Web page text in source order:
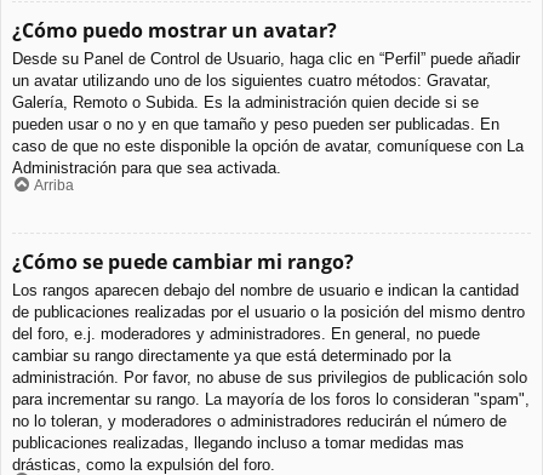
¿Cómo puedo mostrar un avatar?
Desde su Panel de Control de Usuario, haga clic en “Perfil” puede añadir
un avatar utilizando uno de los siguientes cuatro métodos: Gravatar,
Galería, Remoto o Subida. Es la administración quien decide si se
pueden usar o no y en que tamaño y peso pueden ser publicadas. En
caso de que no este disponible la opción de avatar, comuníquese con La
Administración para que sea activada.
Arriba
¿Cómo se puede cambiar mi rango?
Los rangos aparecen debajo del nombre de usuario e indican la cantidad
de publicaciones realizadas por el usuario o la posición del mismo dentro
del foro, e.j. moderadores y administradores. En general, no puede
cambiar su rango directamente ya que está determinado por la
administración. Por favor, no abuse de sus privilegios de publicación solo
para incrementar su rango. La mayoría de los foros lo consideran "spam",
no lo toleran, y moderadores o administradores reducirán el número de
publicaciones realizadas, llegando incluso a tomar medidas mas
drásticas, como la expulsión del foro.